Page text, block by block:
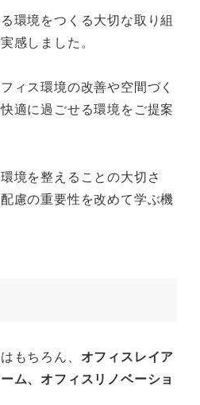
環境をつくる大切な取り組
感しました。
ィス環境の改善や空間づく
適に過ごせる環境をご提案
境を整えることの大切さ
慮の重要性を改めて学ぶ機
もちろん、 オフィスレイア
ム、オフィスリノベーショ